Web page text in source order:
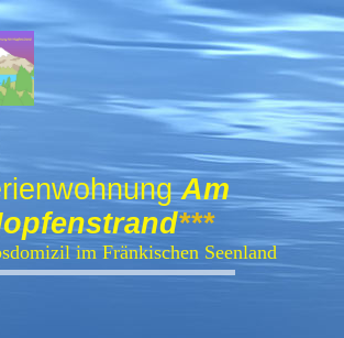
Am
***
im Fränkischen Seenland